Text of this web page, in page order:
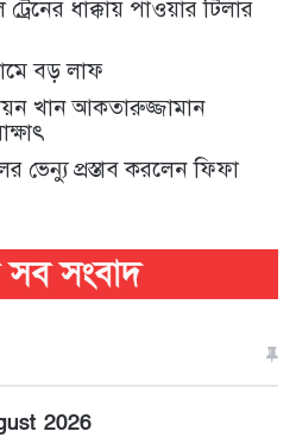
ধাক্কায় পাওয়ার টিলার
বড় লাফ
খান আকতারুজ্জামান
ভেন্যু প্রস্তাব করলেন ফিফা
2026